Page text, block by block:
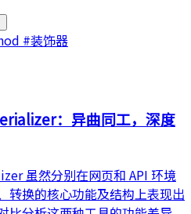
#装饰器
：异曲同工，深度
虽然分别在网页和 API 环境
转换的核心功能及结构上表现出